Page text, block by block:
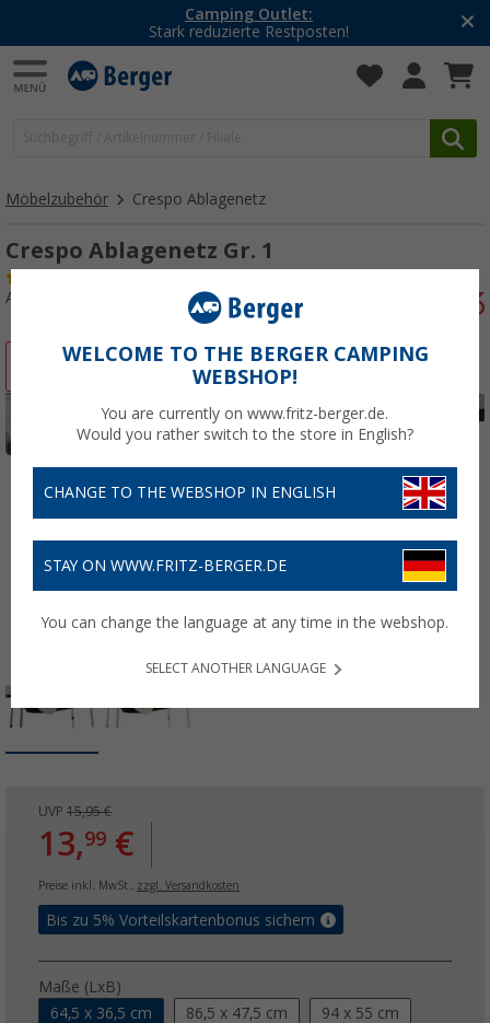
Camping Outlet:
Stark reduzierte Restposten!
Möbelzubehör Crespo Ablagenetz
Crespo Ablagenetz Gr. 1
Art.-Nr.: 714180
UVP 15,95 €
13,99 €
Preise inkl. MwSt., zzgl. Versandkosten
Bis zu 5% Vorteilskartenbonus sichern
Maße (LxB)
64,5 x 36,5 cm
86,5 x 47,5 cm 94 x 55 cm
WELCOME TO THE BERGER CAMPING
WEBSHOP!
You are currently on www.fritz-berger.de.
Would you rather switch to the store in English?
CHANGE TO THE WEBSHOP IN ENGLISH
STAY ON WWW.FRITZ-BERGER.DE
You can change the language at any time in the webshop.
SELECT ANOTHER LANGUAGE